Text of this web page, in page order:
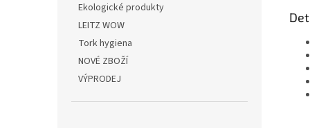
Ekologické produkty
LEITZ WOW
Tork hygiena
NOVÉ ZBOŽÍ
VÝPRODEJ